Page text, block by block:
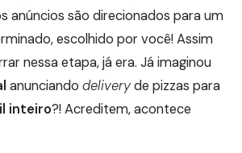
anúncios são direcionados para um
escolhido por você! Assim
nessa etapa, já era. Já imaginou
anunciandodeliveryde pizzas para
inteiro?! Acreditem, acontece